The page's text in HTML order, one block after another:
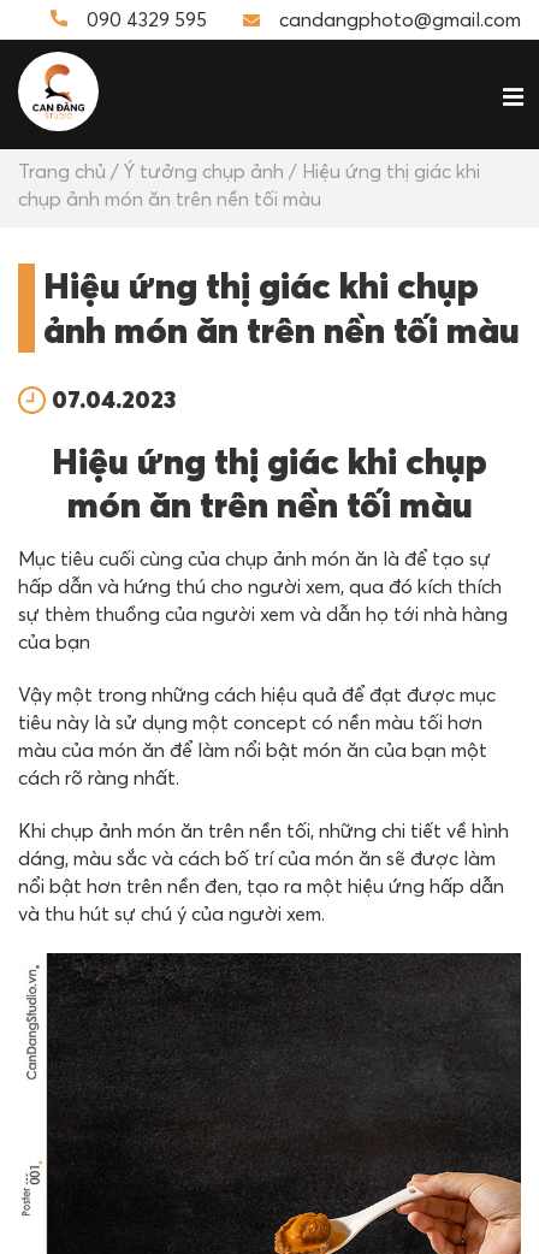
090 4329 595 candangphoto@gmail.com
Trang chủ / Ý tưởng chụp ảnh / Hiệu ứng thị giác khi
chụp ảnh món ăn trên nền tối màu
Hiệu ứng thị giác khi chụp
ảnh món ăn trên nền tối màu
07.04.2023
Hiệu ứng thị giác khi chụp
món ăn trên nền tối màu
Mục tiêu cuối cùng của chụp ảnh món ăn là để tạo sự
hấp dẫn và hứng thú cho người xem, qua đó kích thích
sự thèm thuồng của người xem và dẫn họ tới nhà hàng
của bạn
Vậy một trong những cách hiệu quả để đạt được mục
tiêu này là sử dụng một concept có nền màu tối hơn
màu của món ăn để làm nổi bật món ăn của bạn một
cách rõ ràng nhất.
Khi chụp ảnh món ăn trên nền tối, những chi tiết về hình
dáng, màu sắc và cách bố trí của món ăn sẽ được làm
nổi bật hơn trên nền đen, tạo ra một hiệu ứng hấp dẫn
và thu hút sự chú ý của người xem.